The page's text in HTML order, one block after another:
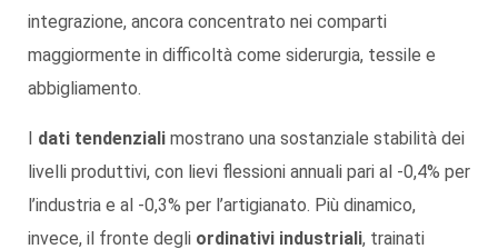
integrazione, ancora concentrato nei comparti
maggiormente in difficoltà come siderurgia, tessile e
abbigliamento.
I dati tendenziali mostrano una sostanziale stabilità dei
livelli produttivi, con lievi flessioni annuali pari al -0,4% per
l’industria e al -0,3% per l’artigianato. Più dinamico,
invece, il fronte degli ordinativi industriali, trainati